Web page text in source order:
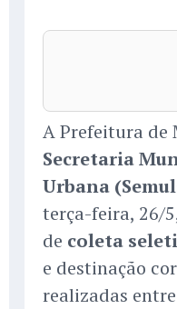
A Prefeitura de
Secretaria
Urbana
terça-feira, 26/
de coleta
e destinação
realizadas